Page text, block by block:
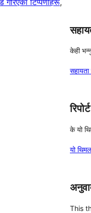
गरिएका टिप्पणीहरू
केही
सहायता
रिपोर्ट
के यो
यो
This